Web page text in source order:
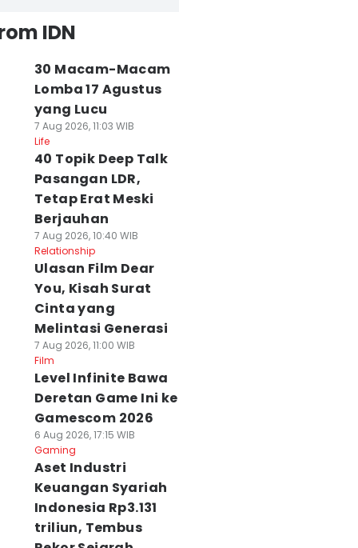
IDN
30 Macam-Macam
Lomba 17 Agustus
yang Lucu
7 Aug 2026, 11:03 WIB
Life
40 Topik Deep Talk
Pasangan LDR,
Tetap Erat Meski
Berjauhan
7 Aug 2026, 10:40 WIB
Relationship
Ulasan Film Dear
You, Kisah Surat
Cinta yang
Melintasi Generasi
7 Aug 2026, 11:00 WIB
Film
Level Infinite Bawa
Deretan Game Ini ke
Gamescom 2026
6 Aug 2026, 17:15 WIB
Gaming
Aset Industri
Keuangan Syariah
Indonesia Rp3.131
triliun, Tembus